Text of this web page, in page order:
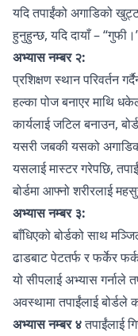
यदि तपाईंको अगाडिको
हुनुहुन्छ, यदि दायाँ –
अभ्यास नम्बर २:
प्रशिक्षण स्थान परिवर्तन
हल्का पोज बनाएर माथि
कार्यलाई जटिल बनाउन,
यसरी जबकी यसको
यसलाई मास्टर गरेपछि,
बोर्डमा आफ्नो शरीरलाई
अभ्यास नम्बर ३:
बाँधिएको बोर्डको साथ
ढाडबाट पेटतर्फ र फर्केर
यो सीपलाई अभ्यास गर्नाले
अवस्थामा तपाईंलाई बोर्डले
अभ्यास नम्बर ४तपाईंलाई